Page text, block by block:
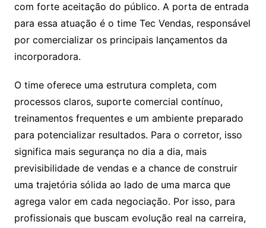
com forte aceitação do público. A porta de entrada
para essa atuação é o time Tec Vendas, responsável
por comercializar os principais lançamentos da
incorporadora.
O time oferece uma estrutura completa, com
processos claros, suporte comercial contínuo,
treinamentos frequentes e um ambiente preparado
para potencializar resultados. Para o corretor, isso
significa mais segurança no dia a dia, mais
previsibilidade de vendas e a chance de construir
uma trajetória sólida ao lado de uma marca que
agrega valor em cada negociação. Por isso, para
profissionais que buscam evolução real na carreira,